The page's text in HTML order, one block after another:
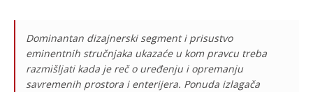
Dominantan dizajnerski segment i prisustvo
eminentnih stručnjaka ukazaće u kom pravcu treba
razmišljati kada je reč o uređenju i opremanju
savremenih prostora i enterijera. Ponuda izlagača